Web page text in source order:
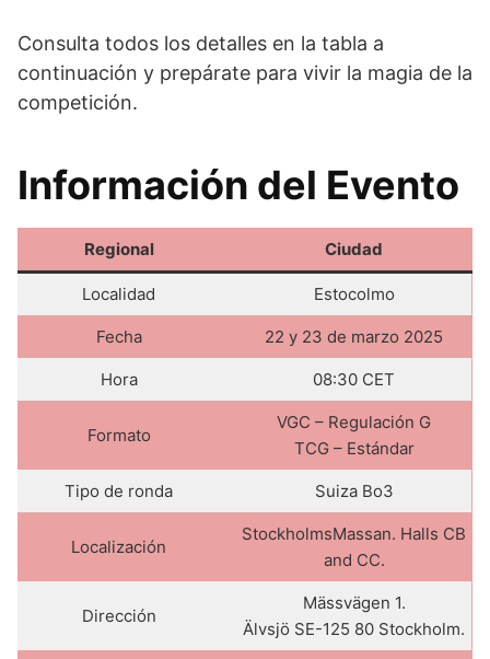
Consulta todos los detalles en la tabla a
continuación y prepárate para vivir la magia de la
competición.
Información del Evento
Regional Ciudad
Localidad Estocolmo
Fecha 22 y 23 de marzo 2025
Hora 08:30 CET
Formato
VGC – Regulación G
TCG – Estándar
Tipo de ronda Suiza Bo3
Localización
StockholmsMassan. Halls CB
and CC.
Dirección
Mässvägen 1.
Älvsjö SE-125 80 Stockholm.